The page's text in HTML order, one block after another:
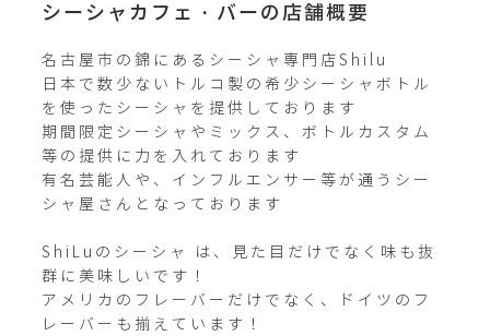
シーシャカフェ・バーの店舗概要
名古屋市の錦にあるシーシャ専門店Shilu
日本で数少ないトルコ製の希少シーシャボトル
を使ったシーシャを提供しております
期間限定シーシャやミックス、ボトルカスタム
等の提供に力を入れております
有名芸能人や、インフルエンサー等が通うシー
シャ屋さんとなっております
ShiLuのシーシャ は、見た目だけでなく味も抜
群に美味しいです！
アメリカのフレーバーだけでなく、ドイツのフ
レーバーも揃えています！